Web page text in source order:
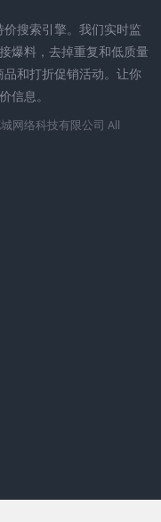
搜索引擎。我们实时监
爆料，去掉重复和低质量
和打折促销活动。让你
信息。
网络科技有限公司 All